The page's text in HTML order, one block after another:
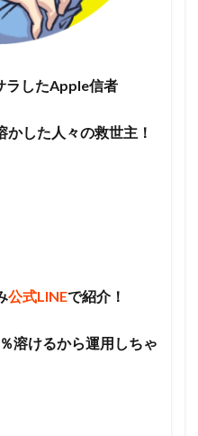
ラしたApple信者
した人々の救世主！
公式LINEで紹介！
溶けるから運用しちゃ